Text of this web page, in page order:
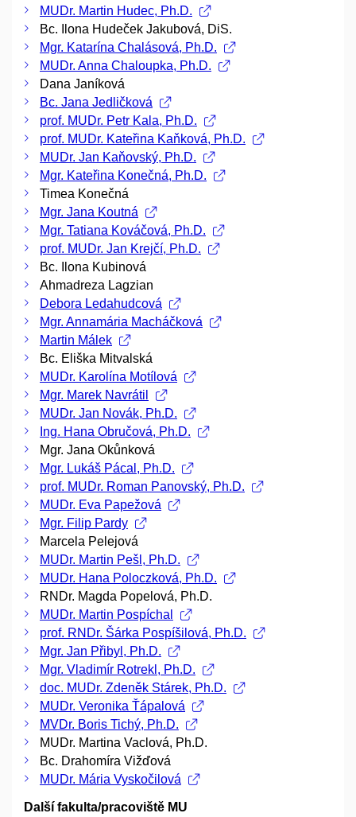
MUDr. Martin Hudec, Ph.D.
Bc. Ilona Hudeček Jakubová, DiS.
Mgr. Katarína Chalásová, Ph.D.
MUDr. Anna Chaloupka, Ph.D.
Dana Janíková
Bc. Jana Jedličková
prof. MUDr. Petr Kala, Ph.D.
prof. MUDr. Kateřina Kaňková, Ph.D.
MUDr. Jan Kaňovský, Ph.D.
Mgr. Kateřina Konečná, Ph.D.
Timea Konečná
Mgr. Jana Koutná
Mgr. Tatiana Kováčová, Ph.D.
prof. MUDr. Jan Krejčí, Ph.D.
Bc. Ilona Kubinová
Ahmadreza Lagzian
Debora Ledahudcová
Mgr. Annamária Macháčková
Martin Málek
Bc. Eliška Mitvalská
MUDr. Karolína Motílová
Mgr. Marek Navrátil
MUDr. Jan Novák, Ph.D.
Ing. Hana Obručová, Ph.D.
Mgr. Jana Okůnková
Mgr. Lukáš Pácal, Ph.D.
prof. MUDr. Roman Panovský, Ph.D.
MUDr. Eva Papežová
Mgr. Filip Pardy
Marcela Pelejová
MUDr. Martin Pešl, Ph.D.
MUDr. Hana Poloczková, Ph.D.
RNDr. Magda Popelová, Ph.D.
MUDr. Martin Pospíchal
prof. RNDr. Šárka Pospíšilová, Ph.D.
Mgr. Jan Přibyl, Ph.D.
Mgr. Vladimír Rotrekl, Ph.D.
doc. MUDr. Zdeněk Stárek, Ph.D.
MUDr. Veronika Ťápalová
MVDr. Boris Tichý, Ph.D.
MUDr. Martina Vaclová, Ph.D.
Bc. Drahomíra Vižďová
MUDr. Mária Vyskočilová
Další fakulta/pracoviště MU